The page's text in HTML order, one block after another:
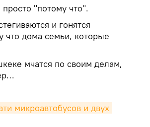
"потому что".
и гонятся
что дома семьи, которые
мчатся по своим делам,
микроавтобусов и двух